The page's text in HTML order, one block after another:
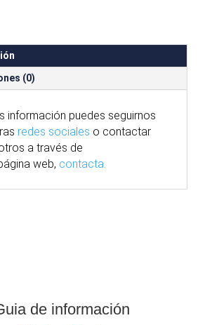
(0)
información puedes seguirnos
redes sociales o contactar
a través de
web, contacta.
de información